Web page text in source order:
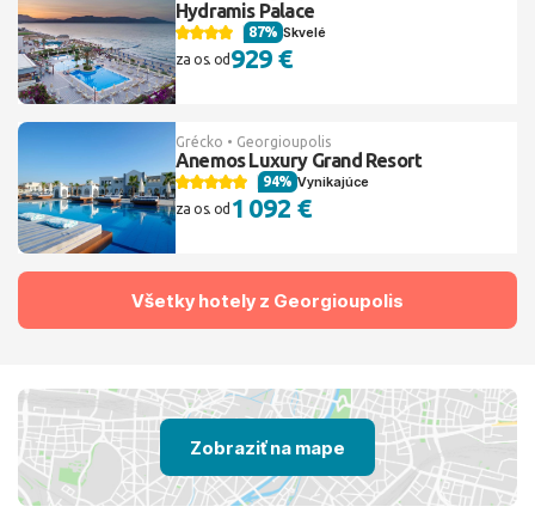
Hydramis Palace
Skvelé
87%
za os. od 929 €
Grécko • Georgioupolis
Anemos Luxury Grand Resort
Vynikajúce
94%
za os. od 1 092 €
Všetky hotely z Georgioupolis
Zobraziť na mape